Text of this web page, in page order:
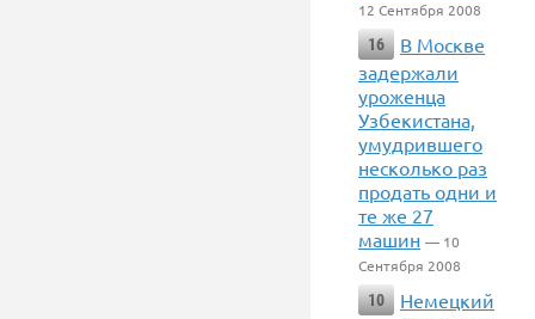
12 Сентября 2008
16
В Москве
задержали
уроженца
Узбекистана,
умудрившего
несколько раз
продать одни и
те же 27
машин — 10
Сентября 2008
10
Немецкий